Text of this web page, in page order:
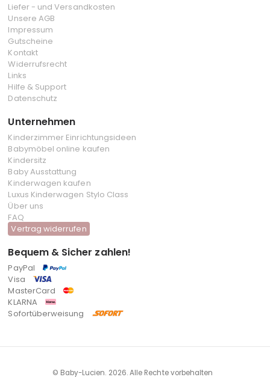
Liefer - und Versandkosten
Unsere AGB
Impressum
Gutscheine
Kontakt
Widerrufsrecht
Links
Hilfe & Support
Datenschutz
Unternehmen
Kinderzimmer Einrichtungsideen
Babymöbel online kaufen
Kindersitz
Baby Ausstattung
Kinderwagen kaufen
Luxus Kinderwagen Stylo Class
Über uns
FAQ
Vertrag widerrufen
Bequem & Sicher zahlen!
PayPal
Visa
MasterCard
KLARNA
Sofortüberweisung
© Baby-Lucien. 2026. Alle Rechte vorbehalten